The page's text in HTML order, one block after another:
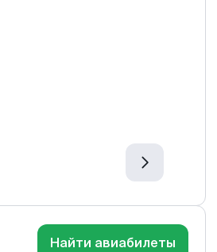
Найти авиабилеты